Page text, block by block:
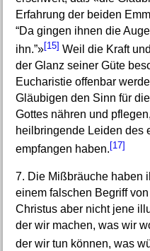
Erfahrung der beiden
“Da gingen ihnen die
ihn.”»[15] Weil die Kraft
der Glanz seiner Güte
Eucharistie offenbar
Gläubigen den Sinn für
Gottes nähren und
heilbringende Leiden des
empfangen haben. [17]
7. Die Mißbräuche haben
einem falschen Begriff
Christus aber nicht jene
der wir machen, was wir
der wir tun können, was